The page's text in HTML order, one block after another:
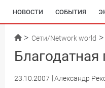
НОВОСТИ СОБЫТИЯ
Сети/Network world
Благодатная
23.10.2007 Александр